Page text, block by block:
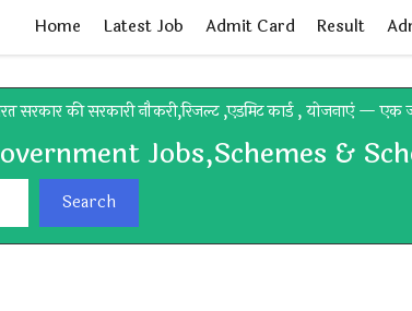
Home Latest Job Admit Card Result
सरकार की सरकारी नौकरी,रिजल्ट ,एडमिट कार्ड , योजनाएं —
Jobs,Schemes &
Search